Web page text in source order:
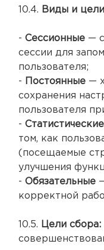
10.4. Виды и
- Сессионные —
сессии для
пользователя;
-
Постоянные —
сохранения
пользователя
- Статистические
том, как
(посещаемые
улучшения
- Обязательные
корректной
10.5. Цели сбора: